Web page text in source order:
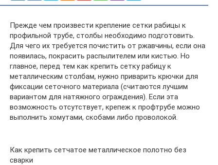
Прежде чем произвести крепление сетки рабицы к
профильной трубе, столбы необходимо подготовить.
Для чего их требуется почистить от ржавчины, если она
появилась, покрасить распылителем или кистью. Но
главное, перед тем как крепить сетку рабицу к
металлическим столбам, нужно приварить крючки для
фиксации сеточного материала (считаются лучшим
вариантом для натяжного ограждения). Если эта
возможность отсутствует, крепеж к профтрубе можно
выполнить хомутами, скобами либо проволокой.
Как крепить сетчатое металлическое полотно без
сварки